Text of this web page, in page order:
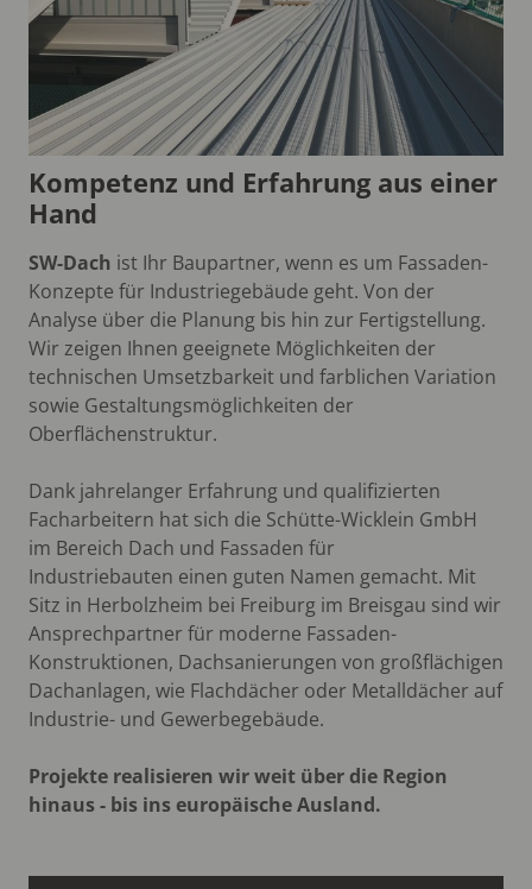
Kompetenz und Erfahrung aus einer
Hand
SW-Dach ist Ihr Baupartner, wenn es um Fassaden-
Konzepte für Industriegebäude geht. Von der
Analyse über die Planung bis hin zur Fertigstellung.
Wir zeigen Ihnen geeignete Möglichkeiten der
technischen Umsetzbarkeit und farblichen Variation
sowie Gestaltungsmöglichkeiten der
Oberflächenstruktur.
Dank jahrelanger Erfahrung und qualifizierten
Facharbeitern hat sich die Schütte-Wicklein GmbH
im Bereich Dach und Fassaden für
Industriebauten einen guten Namen gemacht. Mit
Sitz in Herbolzheim bei Freiburg im Breisgau sind wir
Ansprechpartner für moderne Fassaden-
Konstruktionen, Dachsanierungen von großflächigen
Dachanlagen, wie Flachdächer oder Metalldächer auf
Industrie- und Gewerbegebäude.
Projekte realisieren wir weit über die Region
hinaus - bis ins europäische Ausland.